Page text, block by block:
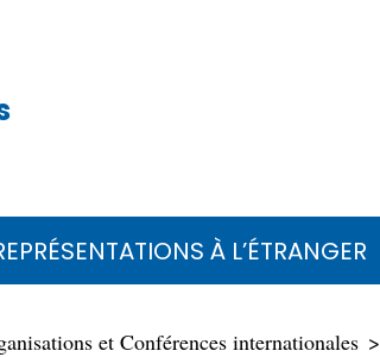
À L’ÉTRANGER
et Conférences internationales